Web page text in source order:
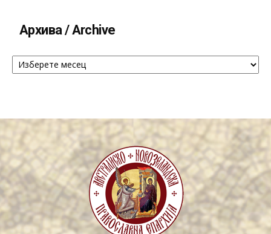
Архива / Archive
Архива